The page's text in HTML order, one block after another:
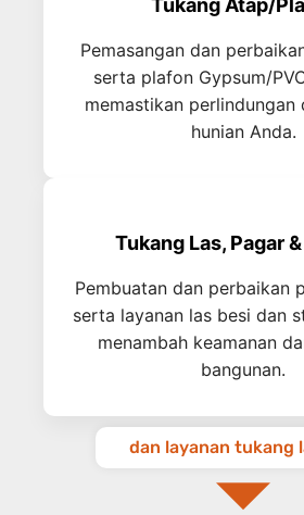
Tukang Atap/
Pemasangan dan
serta plafon Gypsum/
memastikan perlindungan
hunian Anda.
Tukang Las, Pagar
Pembuatan dan perbaikan
serta layanan las besi dan
menambah keamanan
bangunan.
dan layanan tukang